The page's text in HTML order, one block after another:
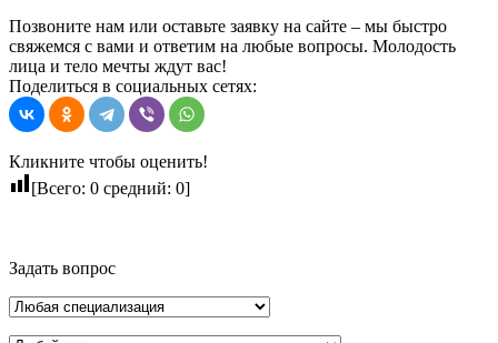
Позвоните нам или оставьте заявку на сайте – мы быстро
свяжемся с вами и ответим на любые вопросы. Молодость
лица и тело мечты ждут вас!
Поделиться в социальных сетях:
Кликните чтобы оценить!
[Всего: 0 средний: 0]
Задать вопрос